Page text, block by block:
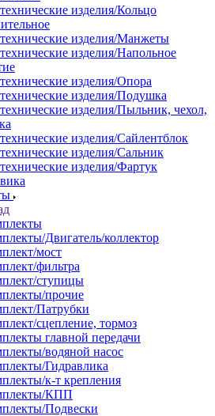
изделия/Кольцо
изделия/Манжеты
изделия/Напольное
изделия/Опора
изделия/Подушка
изделия/Пыльник, чехол,
изделия/Сайлентблок
изделия/Сальник
изделия/Фартук
Двигатель/коллектор
мост
фильтра
ступицы
прочие
Патрубки
сцепление, тормоз
главной передачи
водяной насос
Гидравлика
к-т крепления
КПП
Подвески